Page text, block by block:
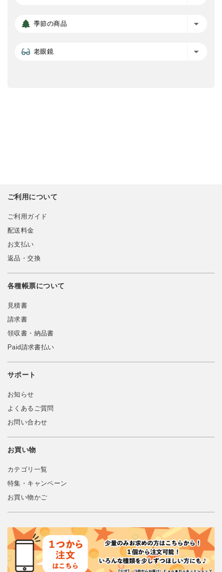
季節の商品
老眼鏡
ご利用について
ご利用ガイド
配送料金
お支払い
返品・交換
各種帳票について
見積書
請求書
領収書・納品書
Paid請求書払い
サポート
お知らせ
よくあるご質問
お問い合わせ
お買い物
カテゴリ一覧
特集・キャンペーン
お買い物かご